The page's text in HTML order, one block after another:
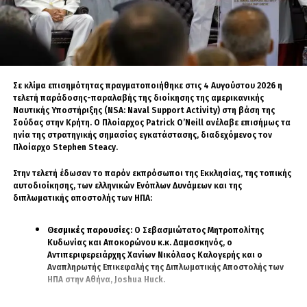
επιτελούσαν οι μεγάλες και ακριβές ναυτικές
πλατφόρμες.
Τα μη επανδρωμένα σκάφη επιφανείας θα
μπορούν να αναλαμβάνουν αποστολές
αναγνώρισης, επιτήρησης, ηλεκτρονικού
πολέμου, ανθυποβρυχιακού πολέμου,
αντιμετώπισης ναρκών και επιχειρήσεων κατά
στόχων επιφανείας. Παράλληλα, τα συστήματα
αυτά ενσωματώνονται σε δίκτυα διοίκησης και
ελέγχου συμβατά με τα πρότυπα του ΝΑΤΟ.
Το ALBATROS-S και οι επιχειρήσεις σμήνους
Στο επίκεντρο της νέας φιλοσοφίας βρίσκονται
τα μη επανδρωμένα σκάφη επιφανείας
ALBATROS-S, τα οποία διαθέτουν δυνατότητα
επιχειρήσεων σμήνους.
Σε κλίμα επισημότητας πραγματοποιήθηκε στις 4 Αυγούστου 2026 η
τελετή παράδοσης-παραλαβής της διοίκησης της αμερικανικής
Ναυτικής Υποστήριξης (NSA: Naval Support Activity) στη βάση της
Σούδας στην Κρήτη. Ο Πλοίαρχος Patrick O’Neill ανέλαβε επισήμως τα
ηνία της στρατηγικής σημασίας εγκατάστασης, διαδεχόμενος τον
Πλοίαρχο Stephen Steacy.
Στην τελετή έδωσαν το παρόν εκπρόσωποι της Εκκλησίας, της τοπικής
αυτοδιοίκησης, των ελληνικών Ενόπλων Δυνάμεων και της
διπλωματικής αποστολής των ΗΠΑ:
Θεσμικές παρουσίες:Ο Σεβασμιώτατος Μητροπολίτης
Κυδωνίας και Αποκορώνου κ.κ. Δαμασκηνός, ο
Αντιπεριφερειάρχης Χανίων Νικόλαος Καλογερής και ο
Αναπληρωτής Επικεφαλής της Διπλωματικής Αποστολής των
ΗΠΑ στην Αθήνα, Joshua Huck.